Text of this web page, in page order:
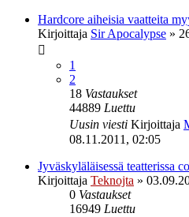
Hardcore aiheisia vaatteita
Kirjoittaja Sir Apocalypse »
1
2
18 Vastaukset
44889 Luettu
Uusin viesti Kirjoittaja
08.11.2011, 02:05
Jyväskyläläisessä teatterissa
Kirjoittaja Teknojta »
0 Vastaukset
16949 Luettu